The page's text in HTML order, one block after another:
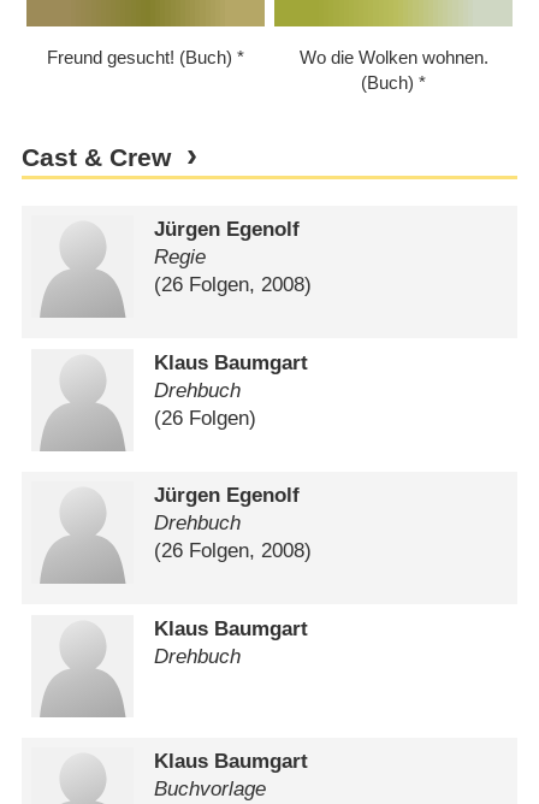
Freund gesucht! (Buch)
Wo die Wolken wohnen.
(Buch)
Cast & Crew
Jürgen Egenolf
Regie
(26 Folgen, 2008)
Klaus Baumgart
Drehbuch
(26 Folgen)
Jürgen Egenolf
Drehbuch
(26 Folgen, 2008)
Klaus Baumgart
Drehbuch
Klaus Baumgart
Buchvorlage